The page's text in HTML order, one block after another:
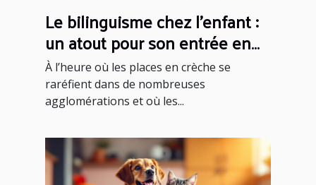
Le bilinguisme chez l’enfant :
un atout pour son entrée en
crèche
À l’heure où les places en crèche se
raréfient dans de nombreuses
agglomérations et où les...